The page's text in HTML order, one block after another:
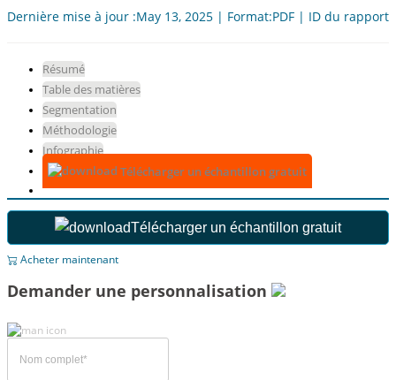
Dernière mise à jour :May 13, 2025 | Format:PDF | ID du rapport:
Résumé
Table des matières
Segmentation
Méthodologie
Infographie
Télécharger un échantillon gratuit
Télécharger un échantillon gratuit
Acheter maintenant
Demander une personnalisation